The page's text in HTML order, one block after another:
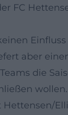
FC
aber
die
wollen.
Hettensen/